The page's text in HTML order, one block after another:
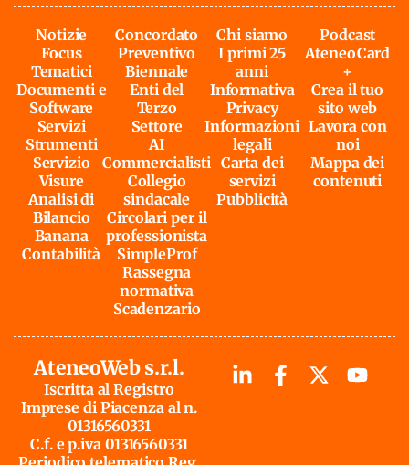
Notizie
Focus
Tematici
Documenti e
Software
Servizi
Strumenti
Servizio
Visure
Analisi di
Bilancio
Banana
Contabilità
Concordato
Preventivo
Biennale
Enti del
Terzo
Settore
AI
Commercialisti
Collegio
sindacale
Circolari per il
professionista
SimpleProf
Rassegna
normativa
Scadenzario
Chi siamo
I primi 25
anni
Informativa
Privacy
Informazioni
legali
Carta dei
servizi
Pubblicità
Podcast
AteneoCard
+
Crea il tuo
sito web
Lavora con
noi
Mappa dei
contenuti
AteneoWeb s.r.l.
Iscritta al Registro
Imprese di Piacenza al n.
01316560331
C.f. e p.iva 01316560331